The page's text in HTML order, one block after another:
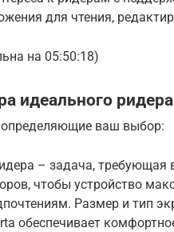
для чтения,
на 05:50:18)
идеального ридера
ваш выбор:
– задача,
чтобы устройство
Размер и тип
обеспечивает